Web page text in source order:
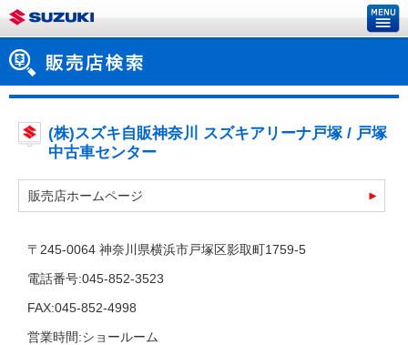
(株)スズキ自販神奈川 スズキアリーナ戸塚 / 戸塚
中古車センター
販売店ホームページ
〒245-0064 神奈川県横浜市戸塚区影取町1759-5
電話番号:045-852-3523
FAX:045-852-4998
営業時間:ショールーム